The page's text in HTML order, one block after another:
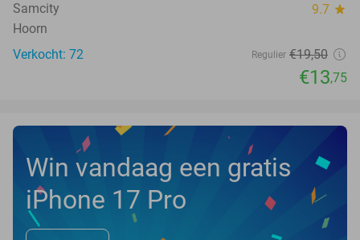
Samcity 9.7 star
Hoorn
Verkocht: 72
Regulier €19,50
€13,75
Win vandaag een gratis
iPhone 17 Pro